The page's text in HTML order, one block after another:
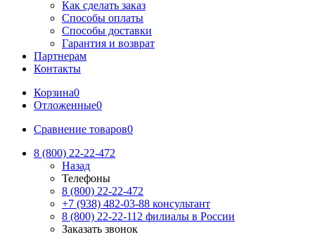
Как сделать заказ
Способы оплаты
Способы доставки
Гарантия и возврат
Партнерам
Контакты
Корзина0
Отложенные0
Сравнение товаров0
8 (800) 22-22-472
Назад
Телефоны
8 (800) 22-22-472
+7 (938) 482-03-88 консультант
8 (800) 22-22-112 филиалы в России
Заказать звонок